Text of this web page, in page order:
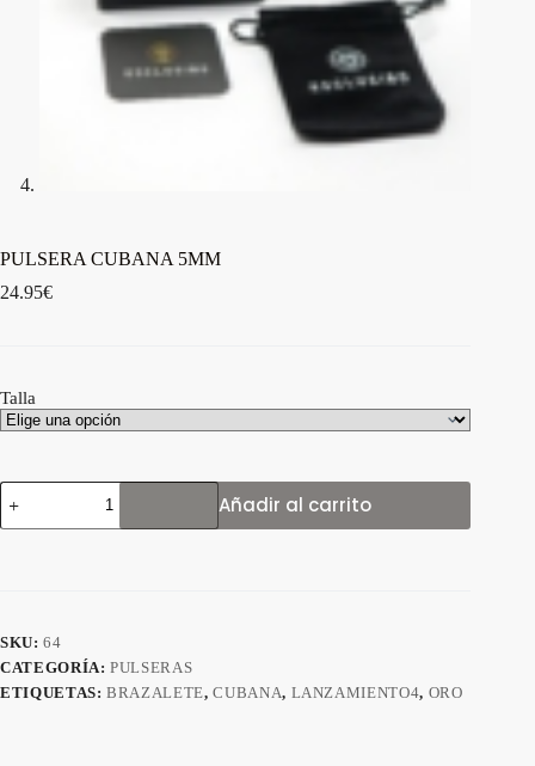
PULSERA CUBANA 5MM
24.95€
Talla
PULSERA
CUBANA
5MM
Añadir al carrito
SKU:64
CATEGORÍA:PULSERAS
ETIQUETAS:BRAZALETE,CUBANA, LANZAMIENTO4, ORO